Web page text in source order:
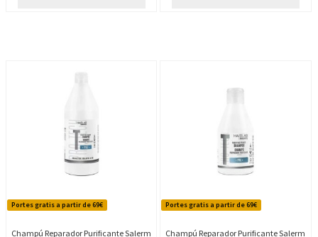
Portes gratis a partir de 69€
Champú Reparador Purificante Salerm
Portes gratis a partir de 69€
Champú Reparador Purificante Salerm